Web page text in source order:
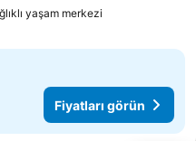
yaşam merkezi
Fiyatları görün